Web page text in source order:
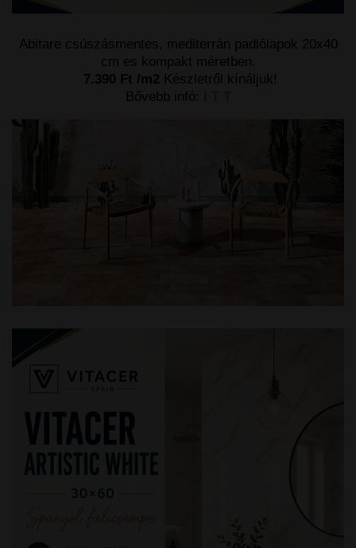
Abitare csúszásmentes, mediterrán padlólapok 20x40
cm es kompakt méretben.
7.390 Ft /m2 Készletről kínáljuk!
Bővebb infó: I T T